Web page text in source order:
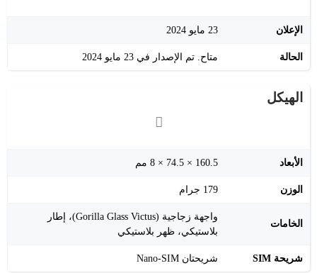
الإعلان 23 مايو 2024
الحالة متاح. تم الإصدار في 23 مايو 2024
الهيكل
الأبعاد 160.5 × 74.5 × 8 مم
الوزن 179 جرام
الخامات
واجهة زجاجية (Gorilla Glass Victus)، إطار
بلاستيكي، ظهر بلاستيكي
شريحة SIM شريحتان Nano-SIM